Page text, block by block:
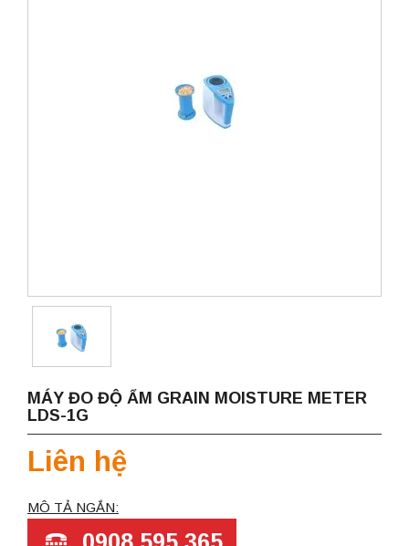
MÁY ĐO ĐỘ ẨM GRAIN MOISTURE METER
LDS-1G
Liên hệ
MÔ TẢ NGẮN: